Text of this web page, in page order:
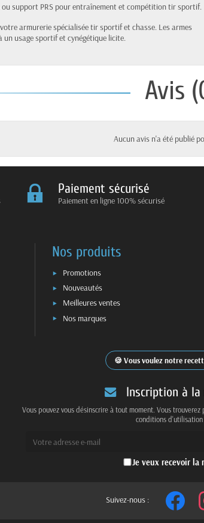
ou support PRS pour entraînement et compétition tir sportif.
armurerie spécialisée tir sportif et chasse. Les armes
usage sportif et cynégétique licite.
Avis
Aucun avis n'a été publié
Paiement sécurisé
Paiement en ligne 100% sécurisé
Nos produits
Promotions
Nouveautés
Meilleures ventes
Nos marques
Vous voulez notre
Inscription à
Vous pouvez vous désinscrire à tout moment. Vous
conditions
Je veux recevoir la
Suivez-nous :